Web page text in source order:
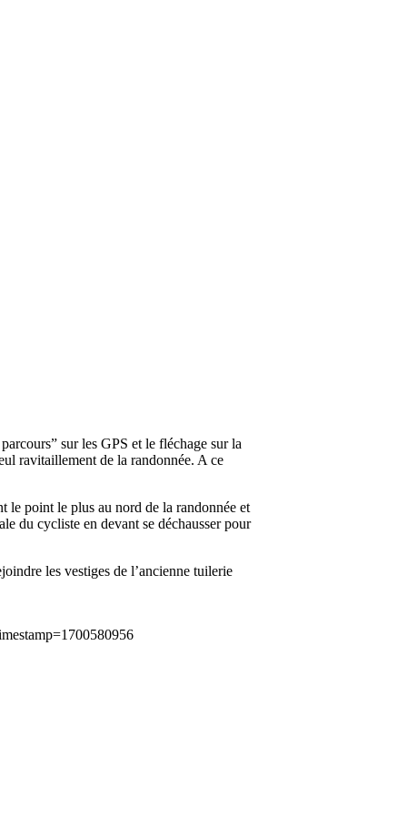
sur les GPS et le fléchage sur la
ravitaillement de la randonnée. A ce
le point le plus au nord de la randonnée et
du cycliste en devant se déchausser pour
les vestiges de l’ancienne tuilerie